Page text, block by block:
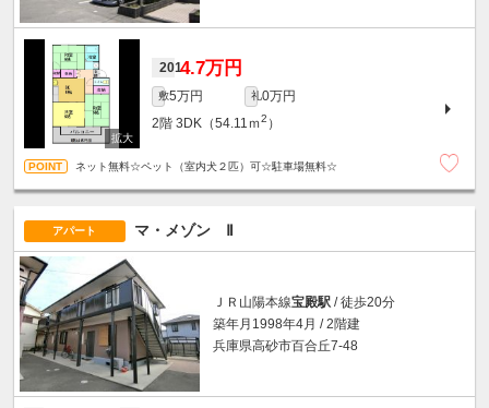
2014.7万円
敷5万円 礼0万円
2階 3DK（54.11ｍ2 ）
ネット無料☆ペット（室内犬２匹）可☆駐車場無料☆
アパート マ・メゾン Ⅱ
ＪＲ山陽本線宝殿駅 / 徒歩20分
築年月1998年4月 / 2階建
兵庫県高砂市百合丘7-48